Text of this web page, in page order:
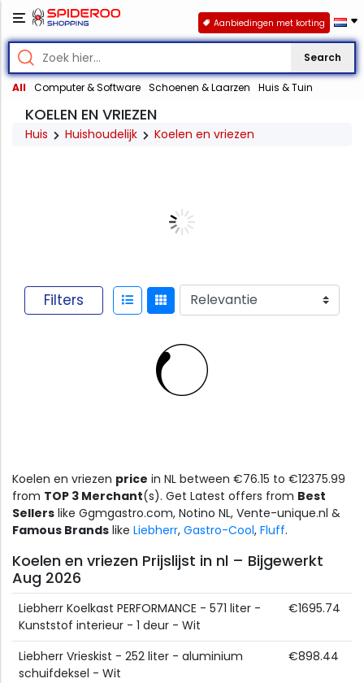
Search
All Computer & Software Schoenen & Laarzen Huis & Tuin
Aanbiedingen met korting
KOELEN EN VRIEZEN
Huis Huishoudelijk Koelen en vriezen
Filters
Koelen en vriezen price in NL between €76.15 to €12375.99
from TOP 3 Merchant(s). Get Latest offers from Best
Sellers like Ggmgastro.com, Notino NL, Vente-unique.nl &
Famous Brands like Liebherr, Gastro-Cool, Fluff.
Koelen en vriezen Prijslijst in nl – Bijgewerkt
Aug 2026
Liebherr Koelkast PERFORMANCE - 571 liter -
Kunststof interieur - 1 deur - Wit
€1695.74
Liebherr Vrieskist - 252 liter - aluminium
schuifdeksel - Wit
€898.44